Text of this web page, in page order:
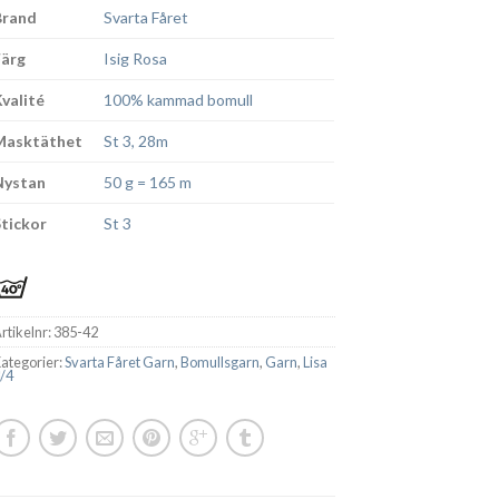
Svarta Fåret
Isig Rosa
100% kammad bomull
St 3, 28m
50 g = 165 m
St 3
385-42
Svarta Fåret Garn,Bomullsgarn, Garn,Lisa
4